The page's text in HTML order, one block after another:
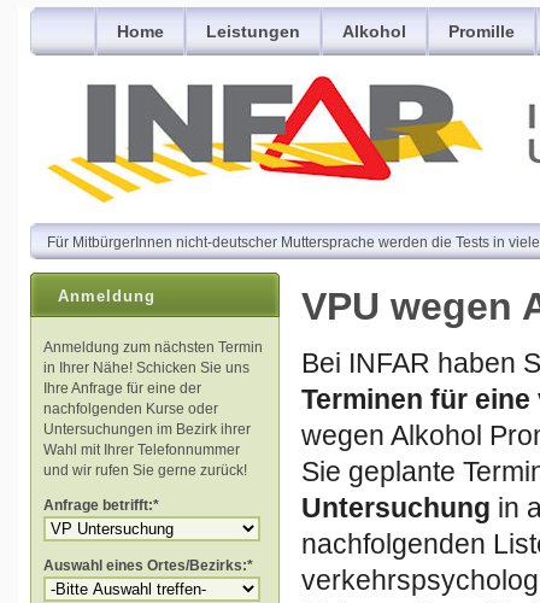
Home Leistungen Alkohol Promille
Für MitbürgerInnen nicht-deutscher Muttersprache werden die Tests in
Anmeldung
Anmeldung zum nächsten Termin
in Ihrer Nähe! Schicken Sie uns
Ihre Anfrage für eine der
nachfolgenden Kurse oder
Untersuchungen im Bezirk ihrer
Wahl mit Ihrer Telefonnummer
und wir rufen Sie gerne zurück!
Anfrage betrifft:*
Auswahl eines Ortes/Bezirks:*
VPU wegen
Bei INFAR haben
Terminen für
wegen Alkohol
Sie geplante
Untersuchung in
nachfolgenden